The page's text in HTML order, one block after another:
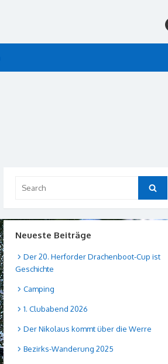
for:
Search
Neueste Beiträge
Der 20. Herforder Drachenboot-Cup ist
Geschichte
Camping
1. Clubabend 2026
Der Nikolaus kommt über die Werre
Bezirks-Wanderung 2025